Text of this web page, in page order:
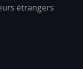
étrangers